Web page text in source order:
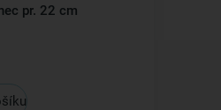
pr. 22 cm